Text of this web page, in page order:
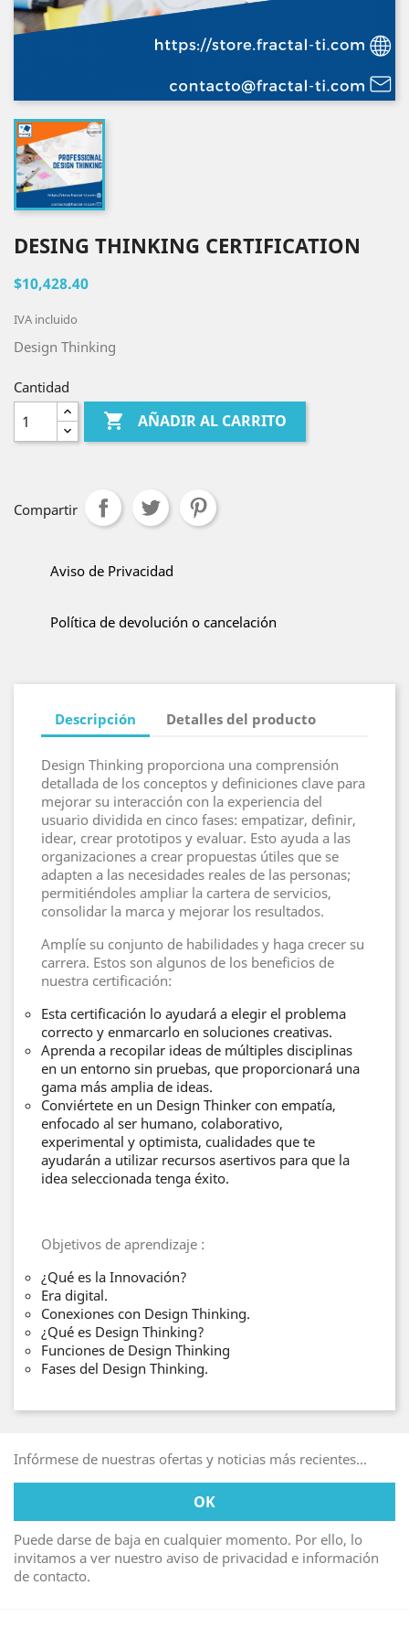
DESING THINKING CERTIFICATION
$10,428.40
IVA incluido
Design Thinking
Cantidad
 AÑADIR AL CARRITO
Compartir
Aviso de Privacidad
Política de devolución o cancelación
Descripción Detalles del producto
Design Thinking proporciona una comprensión
detallada de los conceptos y definiciones clave para
mejorar su interacción con la experiencia del
usuario dividida en cinco fases: empatizar, definir,
idear, crear prototipos y evaluar. Esto ayuda a las
organizaciones a crear propuestas útiles que se
adapten a las necesidades reales de las personas;
permitiéndoles ampliar la cartera de servicios,
consolidar la marca y mejorar los resultados.
Amplíe su conjunto de habilidades y haga crecer su
carrera. Estos son algunos de los beneficios de
nuestra certificación:
Esta certificación lo ayudará a elegir el problema
correcto y enmarcarlo en soluciones creativas.
Aprenda a recopilar ideas de múltiples disciplinas
en un entorno sin pruebas, que proporcionará una
gama más amplia de ideas.
Conviértete en un Design Thinker con empatía,
enfocado al ser humano, colaborativo,
experimental y optimista, cualidades que te
ayudarán a utilizar recursos asertivos para que la
idea seleccionada tenga éxito.
Objetivos de aprendizaje :
¿Qué es la Innovación?
Era digital.
Conexiones con Design Thinking.
¿Qué es Design Thinking?
Funciones de Design Thinking
Fases del Design Thinking.
Infórmese de nuestras ofertas y noticias más recientes...
Puede darse de baja en cualquier momento. Por ello, lo
invitamos a ver nuestro aviso de privacidad e información
de contacto.